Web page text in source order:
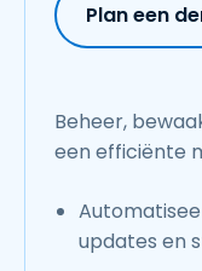
Plan een
Beheer,
een efficiënte
updates en